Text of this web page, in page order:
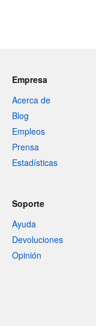
Empresa
Acerca de
Blog
Empleos
Prensa
Estadísticas
Soporte
Ayuda
Devoluciones
Opinión